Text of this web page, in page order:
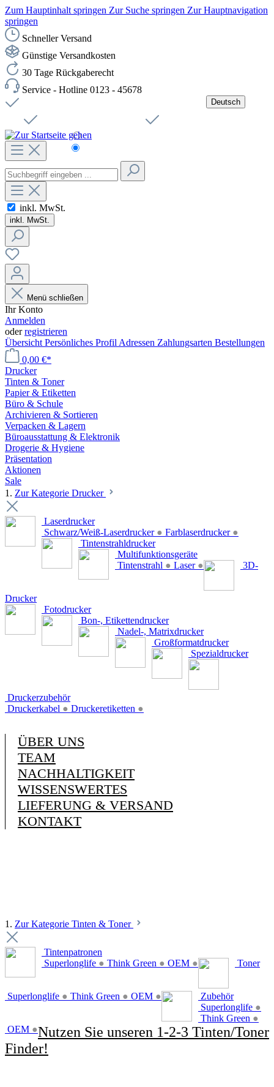
Zum Hauptinhalt springen Zur Suche springen Zur Hauptnavigation
springen
Schneller Versand
Günstige Versandkosten
30 Tage Rückgaberecht
Service - Hotline 0123 - 45678
Deutsch
Čeština
inkl. MwSt.
inkl. MwSt.
Menü schließen
Ihr Konto
Anmelden
oderregistrieren
Übersicht Persönliches Profil Adressen Zahlungsarten Bestellungen
0,00 €*
Drucker
Tinten & Toner
Papier & Etiketten
Büro & Schule
Archivieren & Sortieren
Verpacken & Lagern
Büroausstattung & Elektronik
Drogerie & Hygiene
Präsentation
Aktionen
Sale
1. Zur Kategorie Drucker
Laserdrucker
Schwarz/Weiß-Laserdrucker ● Farblaserdrucker ●
Tintenstrahldrucker
Multifunktionsgeräte
Tintenstrahl ● Laser ● 3D-
Drucker
Fotodrucker
Bon-, Etikettendrucker
Nadel-, Matrixdrucker
Großformatdrucker
Spezialdrucker
Druckerzubehör
Druckerkabel ● Druckeretiketten ●
ÜBER UNS
TEAM
NACHHALTIGKEIT
WISSENSWERTES
LIEFERUNG & VERSAND
KONTAKT
1. Zur Kategorie Tinten & Toner
Tintenpatronen
Superlonglife ● Think Green ● OEM ● Toner
Superlonglife ● Think Green ● OEM ●
Zubehör
Superlonglife ●
Think Green ●
OEM ●Nutzen Sie unseren 1-2-3 Tinten/Toner
Finder!